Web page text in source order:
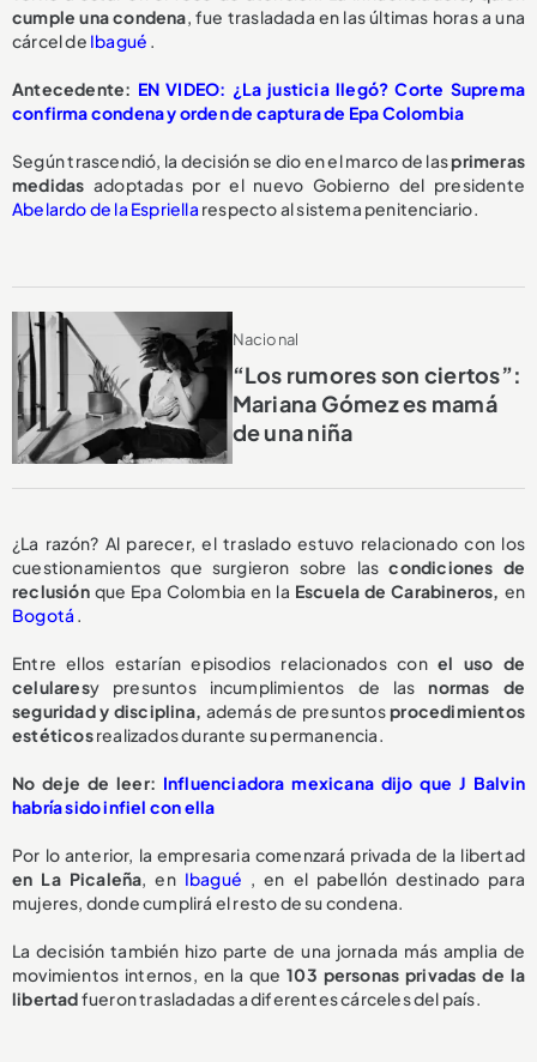
cumple una condena, fue trasladada en las últimas horas a una
cárcel de Ibagué .
Antecedente: EN VIDEO: ¿La justicia llegó? Corte Suprema
confirma condena y orden de captura de Epa Colombia
Según trascendió, la decisión se dio en el marco de lasprimeras
medidas adoptadas por el nuevo Gobierno del presidente
Abelardo de la Espriella respecto al sistema penitenciario.
Nacional
“Los rumores son ciertos”:
Mariana Gómez es mamá
de una niña
¿La razón? Al parecer, el traslado estuvo relacionado con los
cuestionamientos que surgieron sobre lascondiciones de
reclusiónque Epa Colombia en la Escuela de Carabineros, en
Bogotá .
Entre ellos estarían episodios relacionados conel uso de
celularesy presuntos incumplimientos de lasnormas de
seguridad y disciplina, además de presuntosprocedimientos
estéticosrealizados durante su permanencia.
No deje de leer: Influenciadora mexicana dijo que J Balvin
habría sido infiel con ella
Por lo anterior, la empresaria comenzará privada de la libertad
en La Picaleña, en Ibagué , en el pabellón destinado para
mujeres, donde cumplirá el resto de su condena.
La decisión también hizo parte de una jornada más amplia de
movimientos internos, en la que103 personas privadas de la
libertadfueron trasladadas a diferentes cárceles del país.